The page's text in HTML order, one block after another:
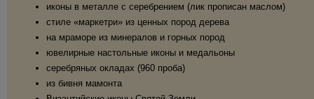
иконы в металле с серебрением (лик прописан маслом)
стиле «маркетри» из ценных пород дерева
на мраморе из минералов и горных пород
ювелирные настольные иконы и медальоны
серебряных окладах (960 проба)
из бивня мамонта